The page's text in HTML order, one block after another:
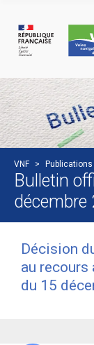
VNF >
Bulletin
décembre
Décision
au recours
du 15